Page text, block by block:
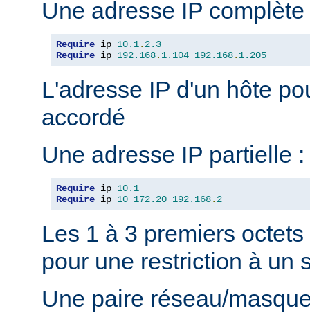
Une adresse IP complète
Require ip 10.1. 2.3
Require ip 192.168. 1.104 192.168. 1.205
L'adresse IP d'un hôte
accordé
Une adresse IP partielle :
Require ip 10.1
Require ip 10 172.20 192.168. 2
Les 1 à 3 premiers
pour une restriction à un
Une paire réseau/